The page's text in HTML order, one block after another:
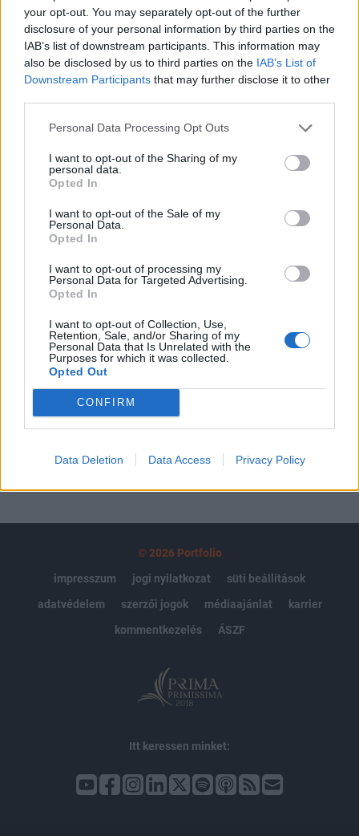
your opt-out. You may separately opt-out of the further
disclosure of your personal information by third parties on the
IAB’s list of downstream participants. This information may
also be disclosed by us to third parties on the IAB’s List of
Downstream Participants that may further disclose it to other
Personal Data Processing Opt Outs
I want to opt-out of the Sharing of my
personal data.
Opted In
I want to opt-out of the Sale of my
Personal Data.
Opted In
I want to opt-out of processing my
Personal Data for Targeted Advertising.
Opted In
I want to opt-out of Collection, Use,
Retention, Sale, and/or Sharing of my
Personal Data that Is Unrelated with the
Purposes for which it was collected.
Opted Out
CONFIRM
Data Deletion Data Access Privacy Policy
Podcasten, a többi nagy podcast platformon, és itt, a
cikkbe ágyazott lejátszóban is: KÖVESS MINKET Főbb
részek: Intro - (00:00) Németország bajban, de a tőzsde
szárnyal - (01:08) Nem gyorsít a jegybank - (07:45)
KEDVES OLVASÓNK!
tartozik, melynek olvasása előfizetéses
regisztrációhoz kötött.
Az előfizetés a következőket tartalmazza:
Portfolio.hu teljes cikkarchívum
kötéslistái
MÁR ELŐFIZETŐNK VAGY?BEJELENTKEZÉS
© 2026 Portfolio
impresszum
jogi nyilatkozat
süti beállítások
adatvédelem
szerzői jogok médiaajánlat
karrier
kommentkezelés
ÁSZF
Itt keressen minket: